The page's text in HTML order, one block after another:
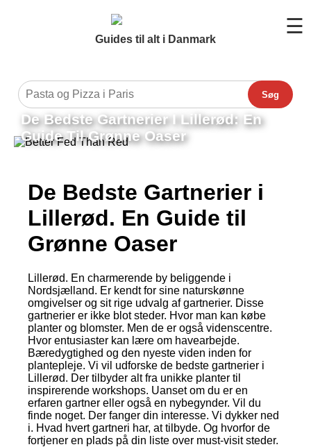
Guides til alt i Danmark
☰
Søg
De Bedste Gartnerier I Lillerød: En
Guide Til Grønne Oaser
De Bedste Gartnerier i
Lillerød. En Guide til
Grønne Oaser
Lillerød. En charmerende by beliggende i
Nordsjælland. Er kendt for sine naturskønne
omgivelser og sit rige udvalg af gartnerier. Disse
gartnerier er ikke blot steder. Hvor man kan købe
planter og blomster. Men de er også videnscentre.
Hvor entusiaster kan lære om havearbejde.
Bæredygtighed og den nyeste viden inden for
plantepleje. Vi vil udforske de bedste gartnerier i
Lillerød. Der tilbyder alt fra unikke planter til
inspirerende workshops. Uanset om du er en
erfaren gartner eller også en nybegynder. Vil du
finde noget. Der fanger din interesse. Vi dykker ned
i. Hvad hvert gartneri har, at tilbyde. Og hvorfor de
fortjener en plads på din liste over must-visit steder.